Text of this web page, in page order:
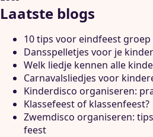
Laatste blogs
10 tips voor eindfeest groep
Dansspelletjes voor je
Welk liedje kennen alle
Carnavalsliedjes voor
Kinderdisco organiseren:
Klassefeest of klassenfeest?
Zwemdisco organiseren:
feest